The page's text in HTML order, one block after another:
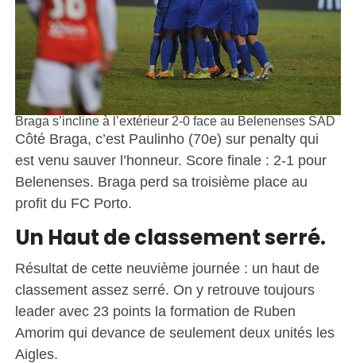
Braga s’incline à l’extérieur 2-0 face au Belenenses SAD
Côté Braga, c’est Paulinho (70e) sur penalty qui
est venu sauver l’honneur. Score finale : 2-1 pour
Belenenses. Braga perd sa troisième place au
profit du FC Porto.
Un Haut de classement serré.
Résultat de cette neuvième journée : un haut de
classement assez serré. On y retrouve toujours
leader avec 23 points la formation de Ruben
Amorim qui devance de seulement deux unités les
Aigles.